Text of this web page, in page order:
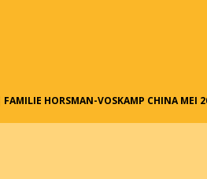
FAMILIE HORSMAN-VOSKAMP CHINA MEI